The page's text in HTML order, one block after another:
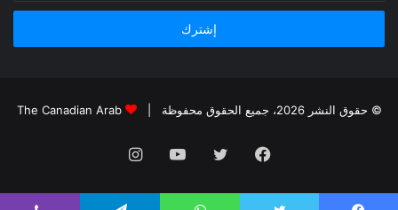
الإلكتروني
© حقوق النشر 2026، جميع الحقوق محفوظة | The Canadian Arab
فيسبوك تويتر يوتيوبانستقرام